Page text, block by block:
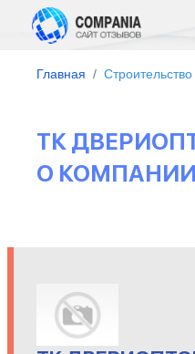
Главная
ТК
О КОМПАНИИ